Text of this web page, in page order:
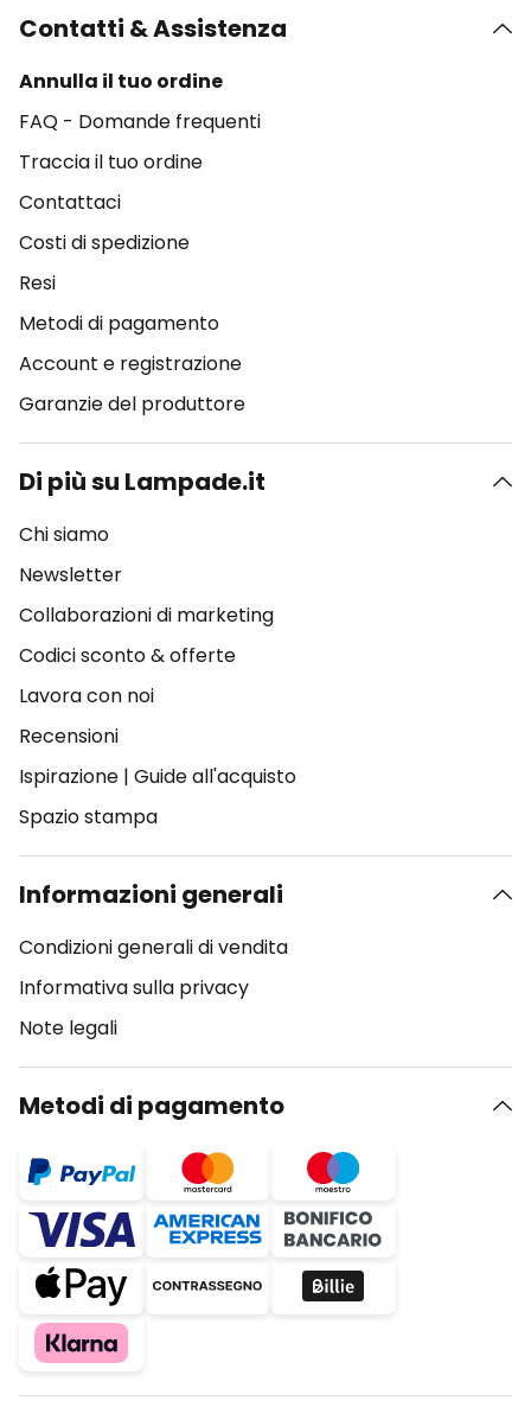
Contatti & Assistenza
Annulla il tuo ordine
FAQ - Domande frequenti
Traccia il tuo ordine
Contattaci
Costi di spedizione
Resi
Metodi di pagamento
Account e registrazione
Garanzie del produttore
Di più su Lampade.it
Chi siamo
Newsletter
Collaborazioni di marketing
Codici sconto & offerte
Lavora con noi
Recensioni
Ispirazione | Guide all'acquisto
Spazio stampa
Informazioni generali
Condizioni generali di vendita
Informativa sulla privacy
Note legali
Metodi di pagamento